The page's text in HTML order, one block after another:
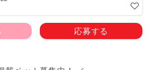
応募する